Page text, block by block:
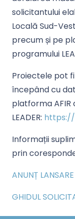
solicitantului
Locală Sud-
precum și pe
programului
Proiectele pot
începând cu
platforma
LEADER: https://
Informații
prin
ANUNȚ
GHIDUL